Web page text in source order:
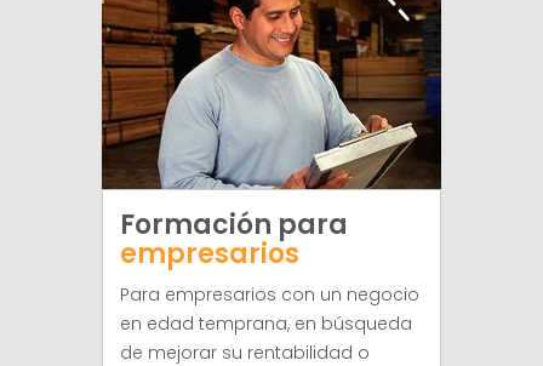
Formación para
empresarios
Para empresarios con un negocio
en edad temprana, en búsqueda
de mejorar su rentabilidad o